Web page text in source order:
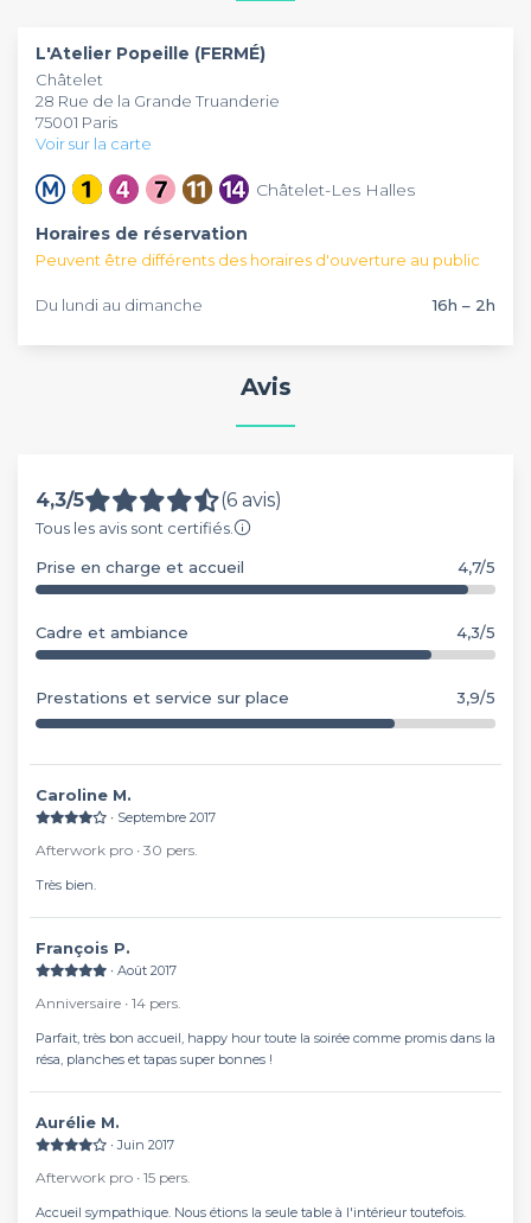
transporter loin de la capitale. En plein coeur de Paris, à
deux pas de Châtelet, ce lieu est idéal pour vos afterworks,
anniversaires, et soirées entre amis.
L'Atelier Popeille (FERMÉ)
Châtelet
28 Rue de la Grande Truanderie
75001 Paris
Voir sur la carte
Châtelet-Les Halles
Horaires de réservation
Peuvent être différents des horaires d'ouverture au public
Du lundi au dimanche 16h – 2h
Avis
4,3/5 (6 avis)
Tous les avis sont certifiés.
Prise en charge et accueil 4,7/5
Cadre et ambiance 4,3/5
Prestations et service sur place 3,9/5
Caroline M.
∙ Septembre 2017
Afterwork pro ∙ 30 pers.
Très bien.
François P.
∙ Août 2017
Anniversaire ∙ 14 pers.
Parfait, très bon accueil, happy hour toute la soirée comme promis dans la
résa, planches et tapas super bonnes !
Aurélie M.
∙ Juin 2017
Afterwork pro ∙ 15 pers.
Accueil sympathique. Nous étions la seule table à l'intérieur toutefois.